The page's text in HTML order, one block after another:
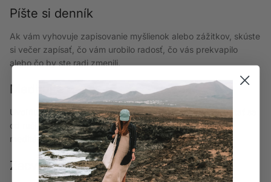
Píšte si denník
Ak vám vyhovuje zapisovanie myšlienok alebo zážitkov, skúste
si večer zapísať, čo vám urobilo radosť, čo vás prekvapilo
alebo čo by ste radi zmenili.
Meditujte
Uvoľňuje napätie v tele, spomaľuje dych a pomáha odpútať sa
od rušivých myšlienok. Môžete skúsiť aj krátke vedené
meditácie určené na zaspávanie.
Zacvičte si jemnú jogu